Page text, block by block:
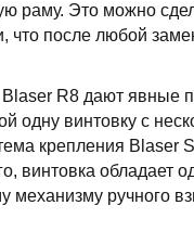
раму. Это можно
что после любой
R8 дают явные
одну винтовку с
крепления Blaser
винтовка
механизму ручного